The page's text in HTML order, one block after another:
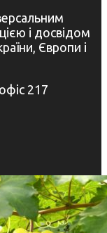
і досвідом
Європи і
217